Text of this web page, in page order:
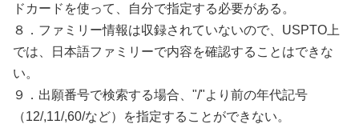
ドカードを使って、自分で指定する必要がある。
８．ファミリー情報は収録されていないので、USPTO上
では、日本語ファミリーで内容を確認することはできな
い。
９．出願番号で検索する場合、"/"より前の年代記号
（12/,11/,60/など）を指定することができない。